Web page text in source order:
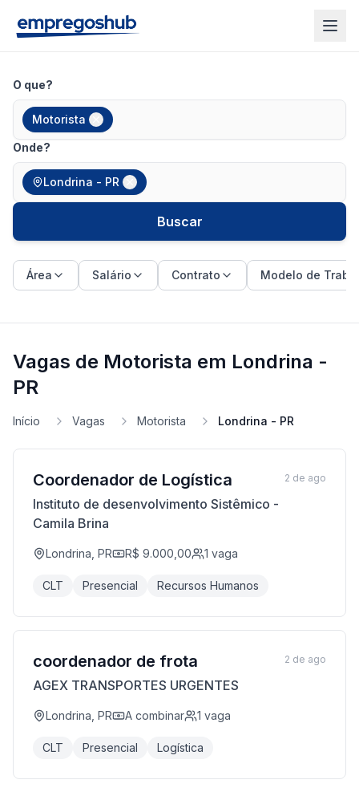
O que?
Motorista
Onde?
Londrina - PR
Buscar
Área Salário Contrato Modelo de
Vagas de Motorista em Londrina -
PR
Início Vagas Motorista Londrina - PR
Coordenador de Logística
Instituto de desenvolvimento Sistêmico -
Camila Brina
Londrina, PR R$ 9.000,00 1 vaga
CLT Presencial Recursos Humanos
2 de ago
coordenador de frota
AGEX TRANSPORTES URGENTES
Londrina, PR A combinar 1 vaga
CLT Presencial Logística
2 de ago